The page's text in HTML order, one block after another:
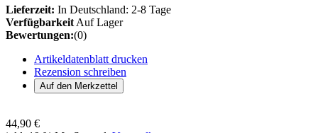
Lieferzeit: In Deutschland: 2-8 Tage
Verfügbarkeit Auf Lager
Bewertungen:(0)
Artikeldatenblatt drucken
Rezension schreiben
44,90 €